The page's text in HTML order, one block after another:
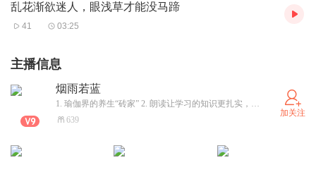
乱花渐欲迷人，眼浅草才能没马蹄
41 03:25
主播信息
烟雨若蓝
1. 瑜伽界的养生“砖家” 2. 朗读让学习的知识更扎实，同时，如果你也在寻找这些知识的路上，那就太好了，欢迎一起前行，祝福跋涉中的你我。
639
加关注